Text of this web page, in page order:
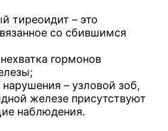
тиреоидит – это
со сбившимся
гормонов
– узловой зоб,
железе присутствуют
наблюдения.